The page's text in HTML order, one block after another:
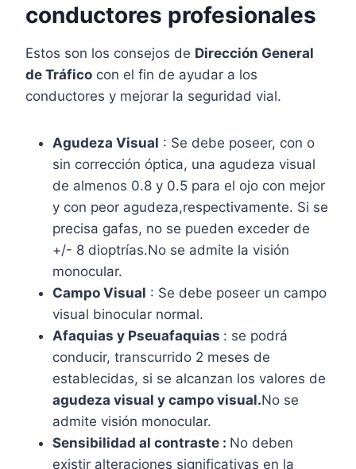
conductores profesionales
Estos son los consejos de Dirección General
de Tráfico con el fin de ayudar a los
conductores y mejorar la seguridad vial.
Agudeza Visual : Se debe poseer, con o
sin corrección óptica, una agudeza visual
de almenos 0.8 y 0.5 para el ojo con mejor
y con peor agudeza,respectivamente. Si se
precisa gafas, no se pueden exceder de
+/- 8 dioptrías.No se admite la visión
monocular.
Campo Visual : Se debe poseer un campo
visual binocular normal.
Afaquias y Pseuafaquias : se podrá
conducir, transcurrido 2 meses de
establecidas, si se alcanzan los valores de
agudeza visual y campo visual.No se
admite visión monocular.
Sensibilidad al contraste : No deben
existir alteraciones significativas en la